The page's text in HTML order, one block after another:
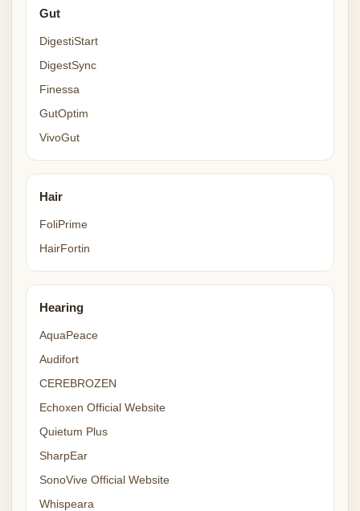
Gut
DigestiStart
DigestSync
Finessa
GutOptim
VivoGut
Hair
FoliPrime
HairFortin
Hearing
AquaPeace
Audifort
CEREBROZEN
Echoxen Official Website
Quietum Plus
SharpEar
SonoVive Official Website
Whispeara